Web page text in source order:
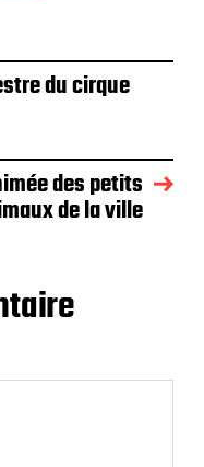
du cirque
des petits
de la ville